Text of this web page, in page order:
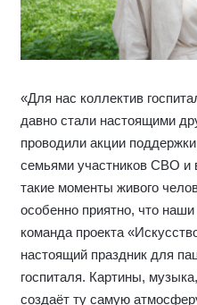
«Для нас коллектив
давно стали настоящими
проводили акции
семьями участников СВО и
такие моменты живого
особенно приятно, что
команда проекта
настоящий праздник для
госпиталя. Картины,
создаёт ту самую